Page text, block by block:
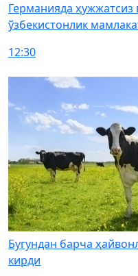
Германияда ҳужжатсиз
ўзбекистонлик
12:30
Бугундан барча
кирди